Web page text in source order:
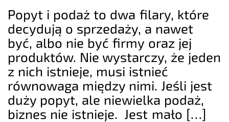
Popyt i podaż to dwa filary, które
decydują o sprzedaży, a nawet
być, albo nie być firmy oraz jej
produktów. Nie wystarczy, że jeden
z nich istnieje, musi istnieć
równowaga między nimi. Jeśli jest
duży popyt, ale niewielka podaż,
biznes nie istnieje. Jest mało […]